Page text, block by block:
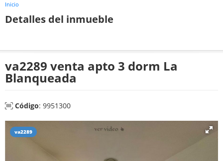
Inicio
Detalles del inmueble
va2289 venta apto 3 dorm La
Blanqueada
Código: 9951300
va2289